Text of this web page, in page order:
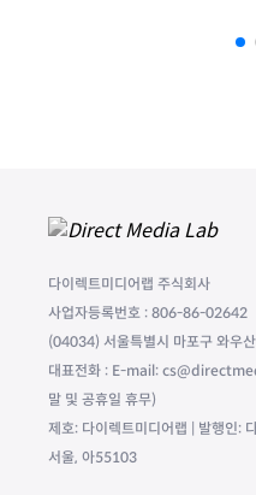
다이렉트미디어랩 주식회사
사업자등록번호 : 806-86-02642
(04034) 서울특별시 마포구 와우
대표전화 : E-mail:
말 및 공휴일 휴무)
제호: 다이렉트미디어랩 | 발행인:
서울, 아55103